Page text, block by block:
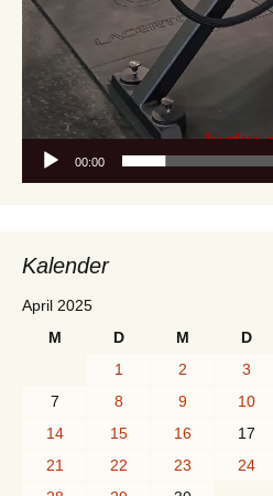
00:00
Kalender
April 2025
M
D M D
1
2 3
7
8 9 10
14
15 16 17
21
22 23 24